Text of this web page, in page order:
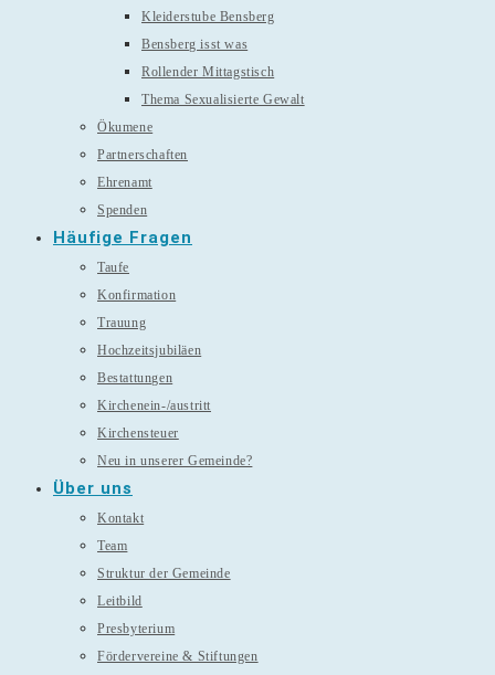
Kleiderstube Bensberg
Bensberg isst was
Rollender Mittagstisch
Thema Sexualisierte Gewalt
Ökumene
Partnerschaften
Ehrenamt
Spenden
Häufige Fragen
Taufe
Konfirmation
Trauung
Hochzeitsjubiläen
Bestattungen
Kirchenein-/austritt
Kirchensteuer
Neu in unserer Gemeinde?
Über uns
Kontakt
Team
Struktur der Gemeinde
Leitbild
Presbyterium
Fördervereine & Stiftungen